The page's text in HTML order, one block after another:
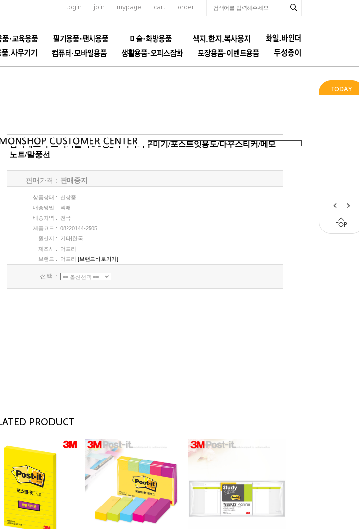
login join mypage cart order
점착메모지 스티키블럭 S 3종_다이어리꾸미기/포스트잇용도/다꾸스티커/메모
노트/말풍선
판매가격 : 판매중지
상품상태 :
신상품
배송방법 :
택배
배송지역 :
전국
제품코드 : 08220144-2505
원산지 :
기타|한국
제조사 :
어프리
브랜드 :
어프리 [브랜드바로가기]
선택 :
PRODUCT